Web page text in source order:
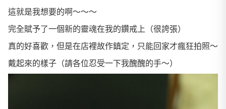
這就是我想要的啊～～～
完全賦予了一個新的靈魂在我的鑽戒上（很誇張）
真的好喜歡，但是在店裡故作鎮定，只能回家才瘋狂拍照～
戴起來的樣子（請各位忍受一下我醜醜的手～）